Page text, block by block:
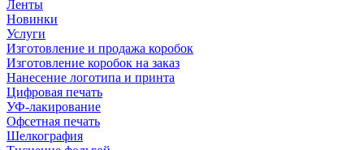
Ленты
Новинки
Услуги
Изготовление и продажа коробок
Изготовление коробок на заказ
Нанесение логотипа и принта
Цифровая печать
УФ-лакирование
Офсетная печать
Шелкография